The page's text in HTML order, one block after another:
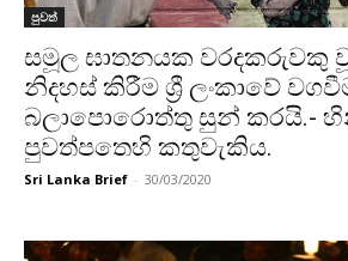
පුවත්
සමූල ඝාතනයක වරදකරුවකු
නිදහස් කිරීම ශ්‍රී ලංකාවේ
බලාපොරොත්තු සුන් කරයි.-
පුවත්පතෙහි කතුවැකිය.
Sri Lanka Brief - 30/03/2020